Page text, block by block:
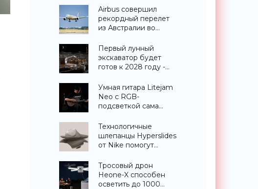
Airbus совершил
рекордный перелет
из Австралии во
«Техника»
Первый лунный
экскаватор будет
готов к 2028 году -
Умная гитара Litejam
Neo с RGB-
подсветкой сама
«Гаджеты»
Технологичные
шлепанцы Hyperslides
от Nike помогут
ноги после
тренировки -
«Гаджеты»
Тросовый дрон
Heone-X способен
осветить до 1000